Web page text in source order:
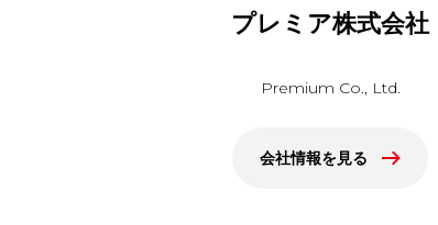
プレミア株式会社
Premium Co., Ltd.
会社情報を見る